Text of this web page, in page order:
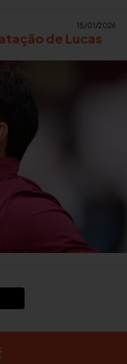
15/01/2026
de Lucas